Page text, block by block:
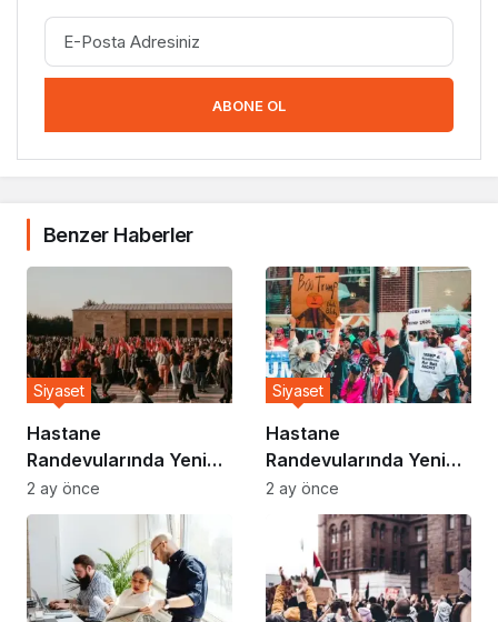
ABONE OL
Benzer Haberler
Hastane
Randevularında Yeni
Sistem Devreye Girdi
Siyaset
2 ay önce
Hastane
Randevularında Yeni
Sistem Devreye Girdi
Siyaset
2 ay önce